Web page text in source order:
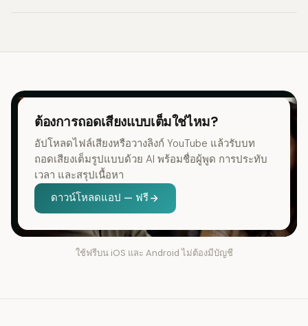
ต้องการถอดเสียงแบบเต็มใช่ไหม?
อัปโหลดไฟล์เสียงหรือวางลิงก์ YouTube แล้วรับบท
ถอดเสียงเต็มรูปแบบด้วย AI พร้อมชื่อผู้พูด การประทับ
เวลา และสรุปเนื้อหา
ดาวน์โหลดแอป — ฟรี
ใช้ฟรีบน iOS และ Android ไม่ต้องมีบัญชี